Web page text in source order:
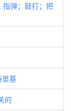
弹；敲打；把
基
的